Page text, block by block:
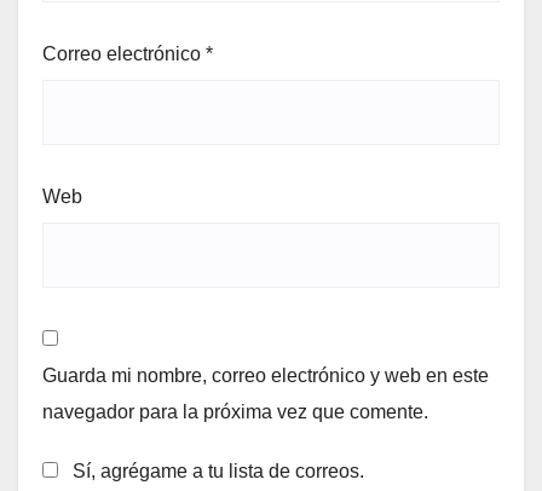
Correo electrónico *
Web
Guarda mi nombre, correo electrónico y web en este
navegador para la próxima vez que comente.
Sí, agrégame a tu lista de correos.